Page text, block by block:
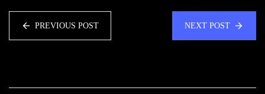
PREVIOUS POST NEXT POST